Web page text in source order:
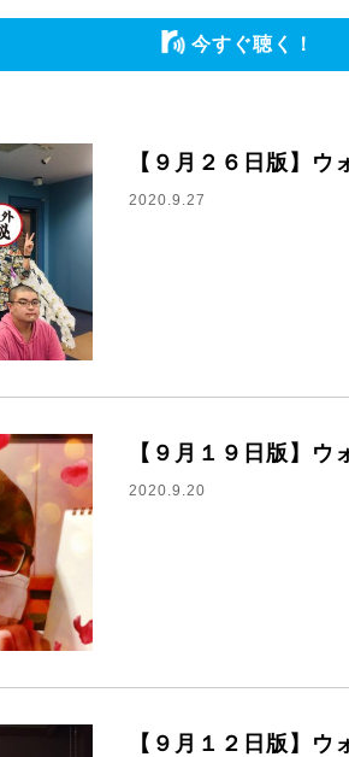
今すぐ聴く！
【９月２６日版】
2020.9.27
【９月１９日版】
2020.9.20
【９月１２日版】